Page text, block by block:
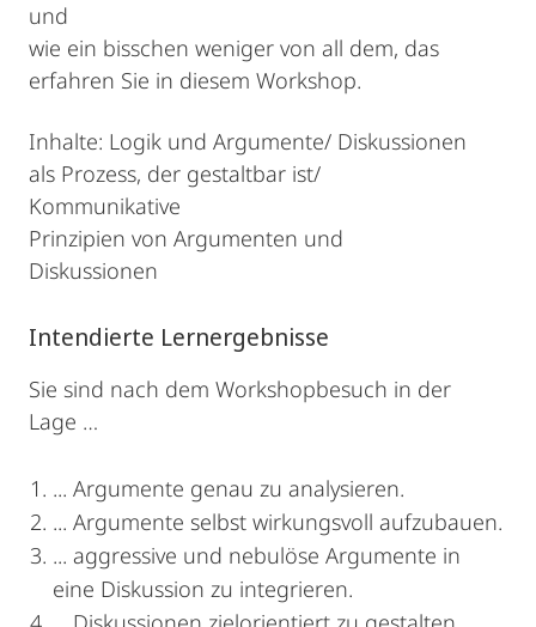
und
wie ein bisschen weniger von all dem, das
erfahren Sie in diesem Workshop.
Inhalte: Logik und Argumente/ Diskussionen
als Prozess, der gestaltbar ist/
Kommunikative
Prinzipien von Argumenten und
Diskussionen
Intendierte Lernergebnisse
Sie sind nach dem Workshopbesuch in der
Lage …
... Argumente genau zu analysieren.
... Argumente selbst wirkungsvoll aufzubauen.
... aggressive und nebulöse Argumente in
eine Diskussion zu integrieren.